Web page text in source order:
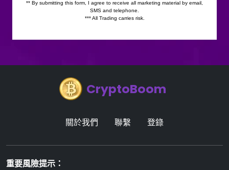
CryptoBoom
關於我們 聯繫 登錄
重要風險提示：